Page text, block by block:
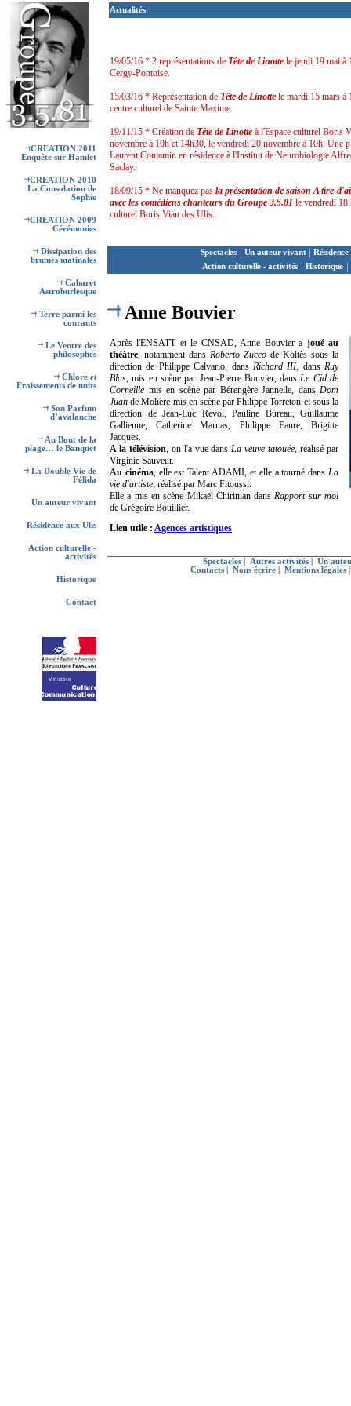
CREATION 2011
Enquête sur Hamlet
CREATION 2010
La Consolation de
Sophie
CREATION 2009
Cérémonies
Dissipation des
brumes matinales
Cabaret
Astroburlesque
Terre parmi les
courants
Le Ventre des
philosophes
Chlore et
Froissements de nuits
Son Parfum
d’avalanche
Au Bout de la
plage… le Banquet
La Double Vie de
Félida
Un auteur vivant
Résidence aux Ulis
Action culturelle -
activités
Historique
Contact
Actualités
19/05/16 * 2 représentations de Tête de Linotte le jeudi 19 mai à
Cergy-Pontoise.
15/03/16 * Représentation de Tête de Linotte le mardi 15 mars à
centre culturel de Sainte Maxime.
19/11/15 * Création de Tête de Linotte à l'Espace culturel Boris
novembre à 10h et 14h30, le vendredi 20 novembre à 10h. Une
Laurent Contamin en résidence à l'Institut de Neurobiologie
Saclay.
18/09/15 * Ne manquez pas la présentation de saison A tire-
avec les comédiens chanteurs du Groupe 3.5.81 le vendredi 18
culturel Boris Vian des Ulis.
Spectacles | Un auteur vivant |
Action culturelle - activités | Historique |
Anne Bouvier
Après l'ENSATT et le CNSAD, Anne Bouvier a joué au
théâtre, notamment dans Roberto Zucco de Koltès sous la
direction de Philippe Calvario, dans Richard III, dans Ruy
Blas, mis en scène par Jean-Pierre Bouvier, dansLe Cid de
Corneille mis en scène par Bérengère Jannelle, dans Dom
Juan de Molière mis en scène par Philippe Torreton et sous la
direction de Jean-Luc Revol, Pauline Bureau, Guillaume
Gallienne, Catherine Marnas, Philippe Faure, Brigitte
Jacques.
A la télévision, on l'a vue dansLa veuve tatouée, réalisé par
Virginie Sauveur.
Au cinéma, elle est Talent ADAMI, et elle a tourné dansLa
vie d'artiste, réalisé par Marc Fitoussi.
Elle a mis en scène Mikaël Chirinian dansRapport sur moi
de Grégoire Bouillier.
Lien utile : Agences artistiques
Spectacles| Autres activités|
Un
Contacts| Nous écrire| Mentions légales